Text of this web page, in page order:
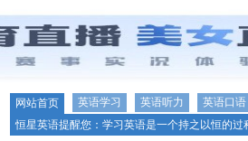
网站首页 英语学习 英语听力
英语口语
恒星英语提醒您：学习英语是一个持之以恒的